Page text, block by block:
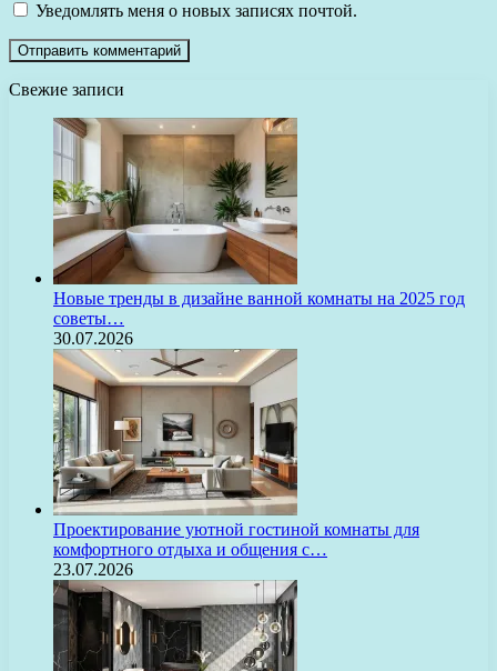
Уведомлять меня о новых записях почтой.
Свежие записи
Новые тренды в дизайне ванной комнаты на 2025 год
советы…
30.07.2026
Проектирование уютной гостиной комнаты для
комфортного отдыха и общения с…
23.07.2026